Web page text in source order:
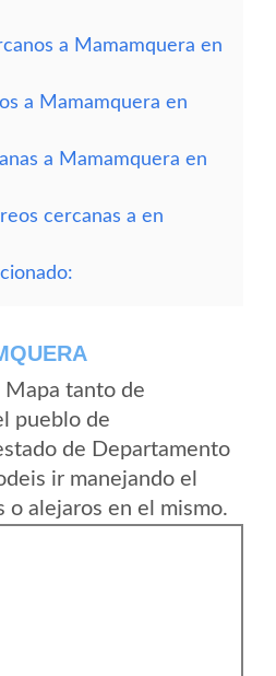
a Mamamquera en
a Mamamquera en
a Mamamquera en
cercanas a en
Mapa tanto de
pueblo de
de Departamento
ir manejando el
o alejaros en el mismo.